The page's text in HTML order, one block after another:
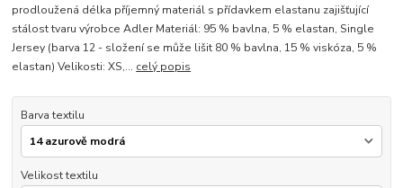
prodloužená délka příjemný materiál s přídavkem elastanu zajišťující
stálost tvaru výrobce Adler Materiál: 95 % bavlna, 5 % elastan, Single
Jersey (barva 12 - složení se může lišit 80 % bavlna, 15 % viskóza, 5 %
elastan) Velikosti: XS,... celý popis
Barva textilu
Velikost textilu